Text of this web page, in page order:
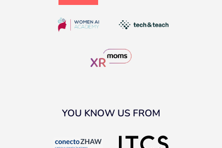
YOU KNOW US FROM